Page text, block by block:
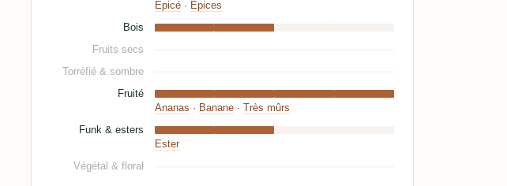
Épicé· Épices
Bois
Fruits secs
Torréfié & sombre
Fruité
Ananas · Banane· Très mûrs
Funk & esters
Ester
Végétal & floral